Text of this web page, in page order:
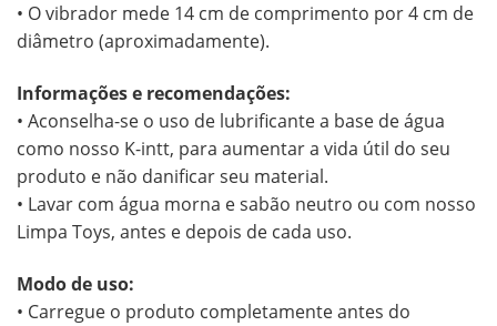
• O vibrador mede 14 cm de comprimento por 4 cm de
diâmetro (aproximadamente).
Informações e recomendações:
• Aconselha-se o uso de lubrificante a base de água
como nosso K-intt, para aumentar a vida útil do seu
produto e não danificar seu material.
• Lavar com água morna e sabão neutro ou com nosso
Limpa Toys, antes e depois de cada uso.
Modo de uso:
• Carregue o produto completamente antes do